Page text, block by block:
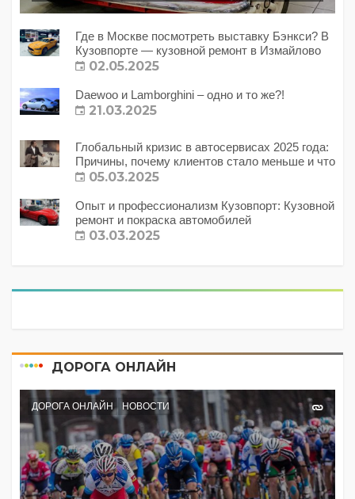
Где в Москве посмотреть выставку Бэнкси? В
Кузовпорте — кузовной ремонт в Измайлово
02.05.2025
Daewoo и Lamborghini – одно и то же?!
21.03.2025
Глобальный кризис в автосервисах 2025 года:
Причины, почему клиентов стало меньше и что
с этим делать?
05.03.2025
Опыт и профессионализм Кузовпорт: Кузовной
ремонт и покраска автомобилей
03.03.2025
ДОРОГА ОНЛАЙН
ДОРОГА ОНЛАЙН НОВОСТИ